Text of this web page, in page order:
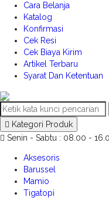
Cara Belanja
Katalog
Konfirmasi
Cek Resi
Cek Biaya Kirim
Artikel Terbaru
Syarat Dan Ketentuan
Kategori Produk
Senin - Sabtu : 08.00 -
Aksesoris
Barussel
Mamio
Tigatopi